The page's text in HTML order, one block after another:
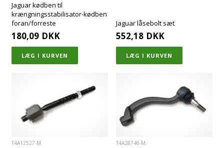
Jaguar kødben til
krængningsstabilisator-kødben
foran/forreste
180,09 DKK
Jaguar låsebolt sæt
552,18 DKK
T4A12527-M T4A28746-M